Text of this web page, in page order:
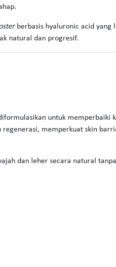
berbasis hyaluronic acid yang
natural dan progresif.
untuk
memperkuat skin
dan leher secara natural